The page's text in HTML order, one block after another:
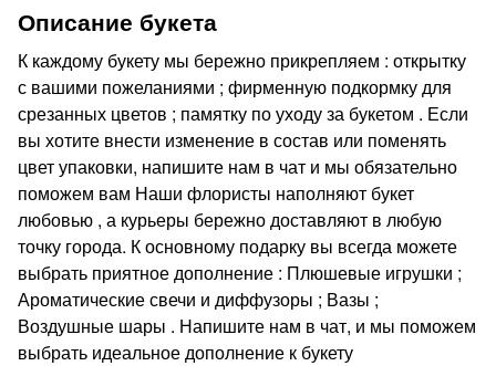
Описание букета
К каждому букету мы бережно прикрепляем : открытку
с вашими пожеланиями ; фирменную подкормку для
срезанных цветов ; памятку по уходу за букетом . Если
вы хотите внести изменение в состав или поменять
цвет упаковки, напишите нам в чат и мы обязательно
поможем вам Наши флористы наполняют букет
любовью , а курьеры бережно доставляют в любую
точку города. К основному подарку вы всегда можете
выбрать приятное дополнение : Плюшевые игрушки ;
Ароматические свечи и диффузоры ; Вазы ;
Воздушные шары . Напишите нам в чат, и мы поможем
выбрать идеальное дополнение к букету